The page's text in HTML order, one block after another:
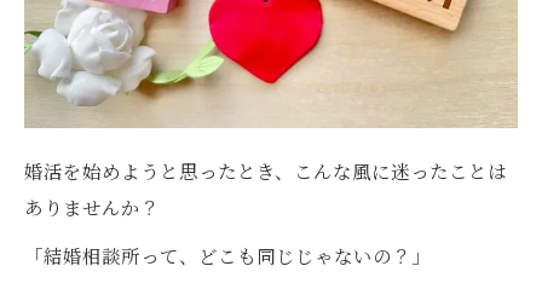
婚活を始めようと思ったとき、こんな風に迷ったことは
ありませんか？
「結婚相談所って、どこも同じじゃないの？」